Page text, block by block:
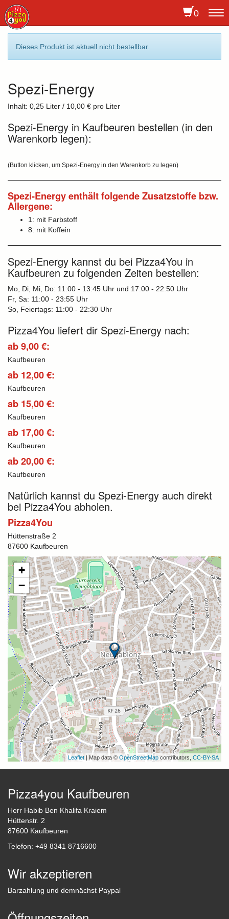
0
Dieses Produkt ist aktuell nicht bestellbar.
Spezi-Energy
Inhalt: 0,25 Liter / 10,00 € pro Liter
Spezi-Energy in Kaufbeuren bestellen (in den
Warenkorb legen):
(Button klicken, um Spezi-Energy in den Warenkorb zu legen)
Spezi-Energy enthält folgende Zusatzstoffe bzw.
Allergene:
1: mit Farbstoff
8: mit Koffein
Spezi-Energy kannst du bei Pizza4You in
Kaufbeuren zu folgenden Zeiten bestellen:
Mo, Di, Mi, Do: 11:00 - 13:45 Uhr und 17:00 - 22:50 Uhr
Fr, Sa: 11:00 - 23:55 Uhr
So, Feiertags: 11:00 - 22:30 Uhr
Pizza4You liefert dir Spezi-Energy nach:
ab 9,00 €:
Kaufbeuren
ab 12,00 €:
Kaufbeuren
ab 15,00 €:
Kaufbeuren
ab 17,00 €:
Kaufbeuren
ab 20,00 €:
Kaufbeuren
Natürlich kannst du Spezi-Energy auch direkt
bei Pizza4You abholen.
Pizza4You
Hüttenstraße 2
87600 Kaufbeuren
+
−
Leaflet | Map data © OpenStreetMap contributors, CC-BY-SA
Pizza4you Kaufbeuren
Herr Habib Ben Khalifa Kraiem
Hüttenstr. 2
87600 Kaufbeuren
Telefon: +49 8341 8716600
Wir akzeptieren
Barzahlung und demnächst Paypal